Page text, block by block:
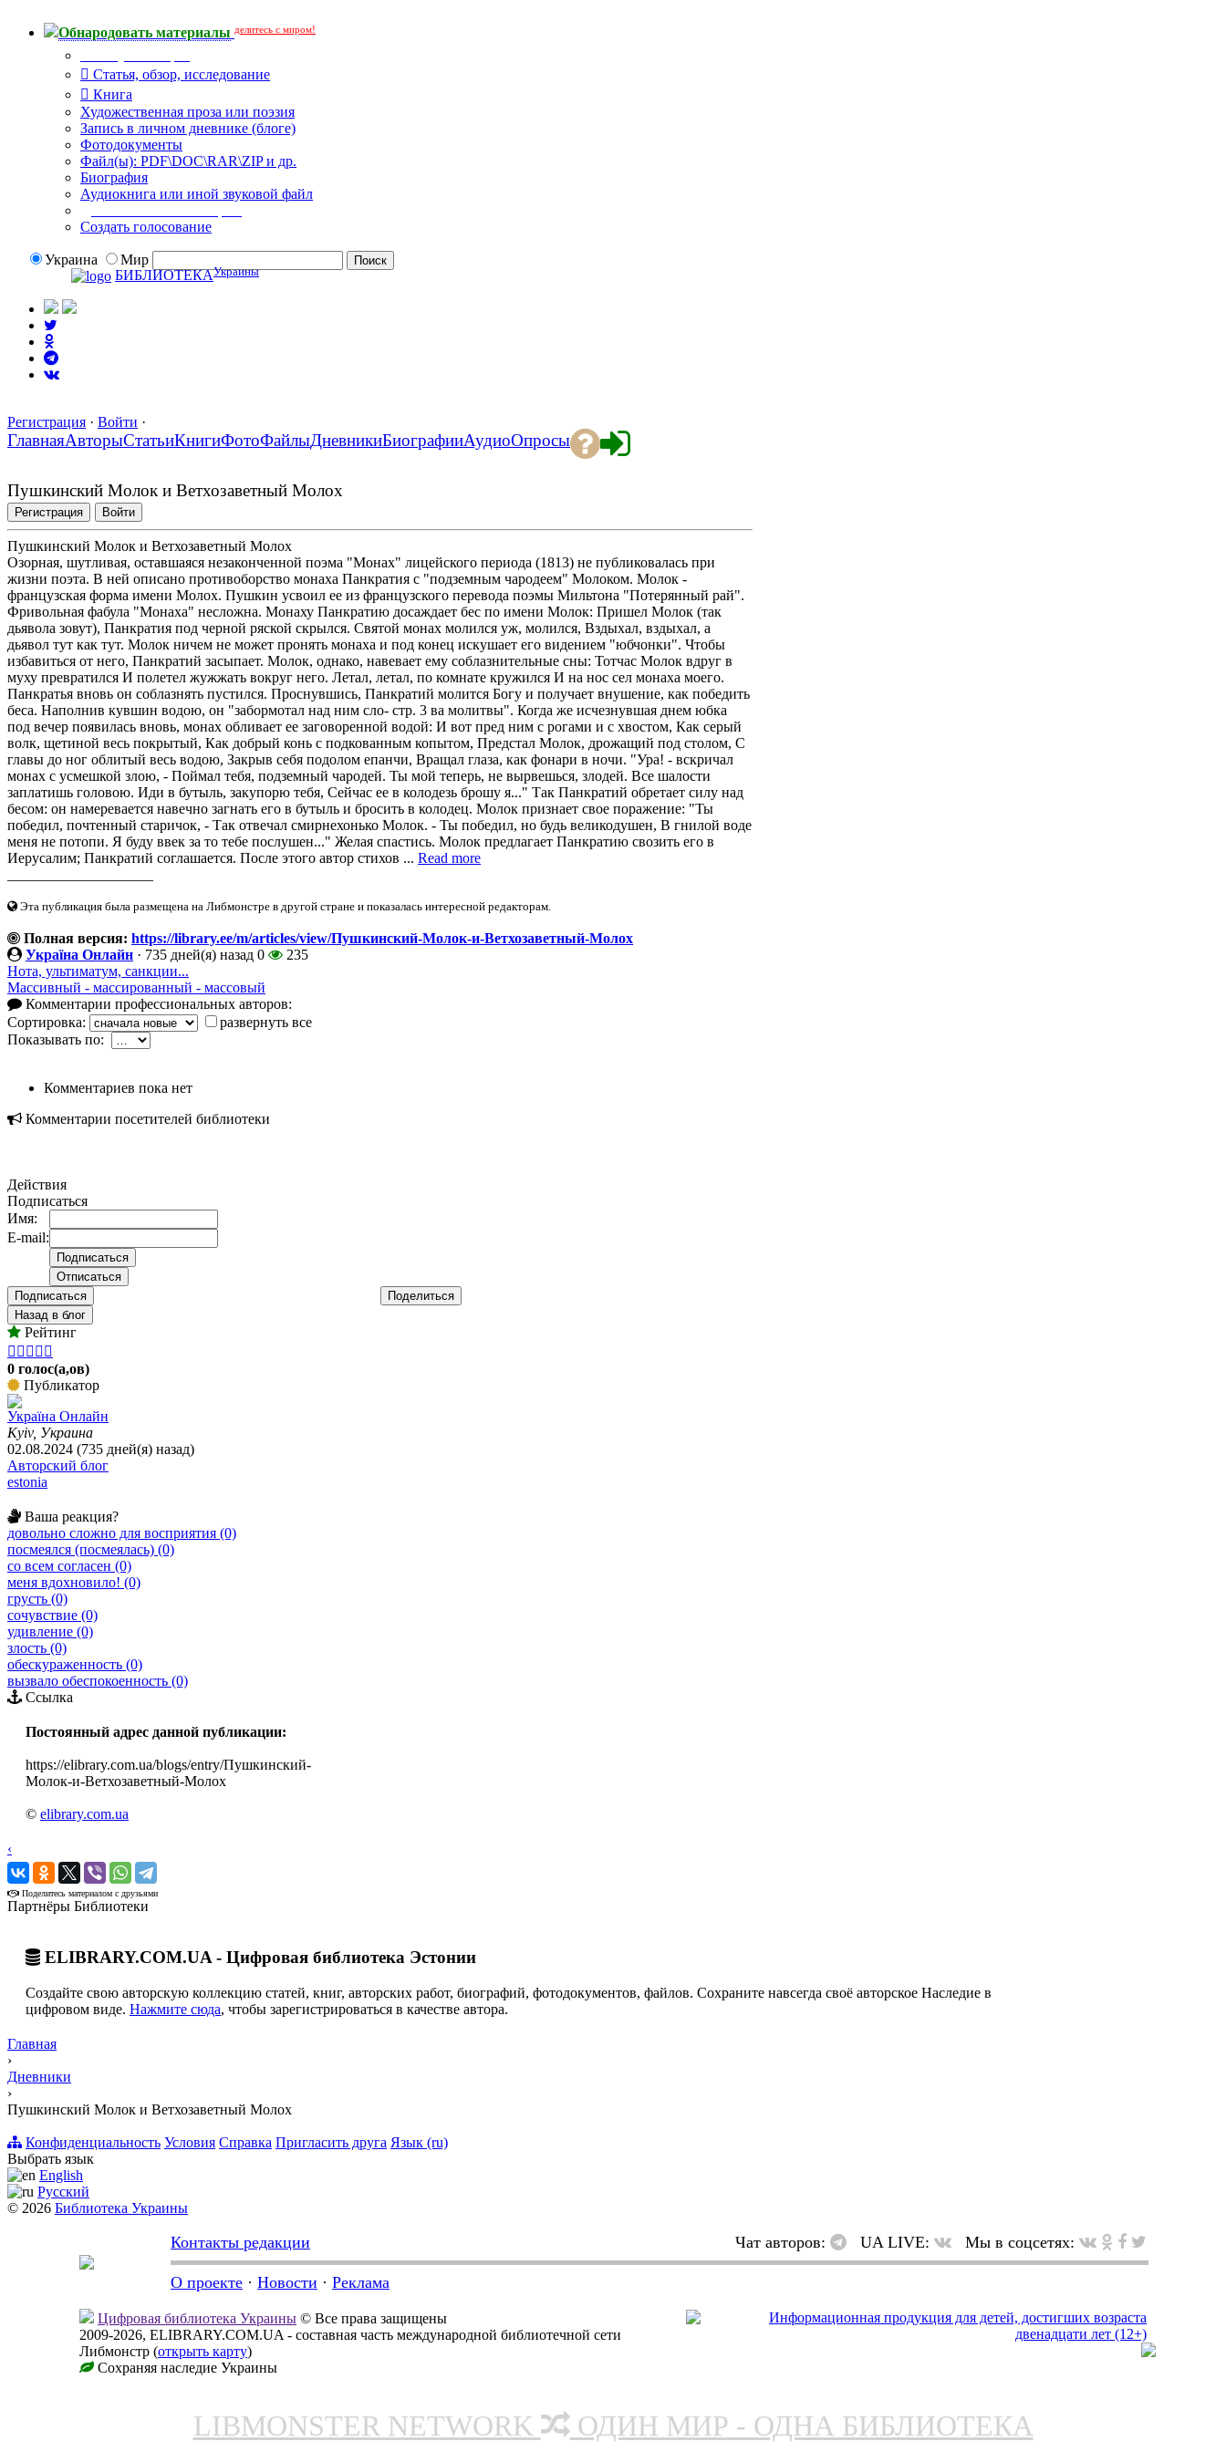
Обнародовать материалы делитесь с миром!
Статья, обзор, исследование
Книга
Художественная проза или поэзия
Запись в личном дневнике (блоге)
Фотодокументы
Файл(ы): PDF\DOC\RAR\ZIP и др.
Биография
Аудиокнига или иной звуковой файл
Создать голосование
Украина
Мир
БИБЛИОТЕКАУкраины
Регистрация · Войти ·
ГлавнаяАвторыСтатьиКнигиФотоФайлыДневникиБиографииАудиоОпросы
Пушкинский Молок и Ветхозаветный Молох
Регистрация Войти
Пушкинский Молок и Ветхозаветный Молох
Озорная, шутливая, оставшаяся незаконченной поэма "Монах" лицейского периода (1813) не публиковалась при
жизни поэта. В ней описано противоборство монаха Панкратия с "подземным чародеем" Молоком. Молок -
французская форма имени Молох. Пушкин усвоил ее из французского перевода поэмы Мильтона "Потерянный рай".
Фривольная фабула "Монаха" несложна. Монаху Панкратию досаждает бес по имени Молок: Пришел Молок (так
дьявола зовут), Панкратия под черной ряской скрылся. Святой монах молился уж, молился, Вздыхал, вздыхал, а
дьявол тут как тут. Молок ничем не может пронять монаха и под конец искушает его видением "юбчонки". Чтобы
избавиться от него, Панкратий засыпает. Молок, однако, навевает ему соблазнительные сны: Тотчас Молок вдруг в
муху превратился И полетел жужжать вокруг него. Летал, летал, по комнате кружился И на нос сел монаха моего.
Панкратья вновь он соблазнять пустился. Проснувшись, Панкратий молится Богу и получает внушение, как победить
беса. Наполнив кувшин водою, он "забормотал над ним сло- стр. 3 ва молитвы". Когда же исчезнувшая днем юбка
под вечер появилась вновь, монах обливает ее заговоренной водой: И вот пред ним с рогами и с хвостом, Как серый
волк, щетиной весь покрытый, Как добрый конь с подкованным копытом, Предстал Молок, дрожащий под столом, С
главы до ног облитый весь водою, Закрыв себя подолом епанчи, Вращал глаза, как фонари в ночи. "Ура! - вскричал
монах с усмешкой злою, - Поймал тебя, подземный чародей. Ты мой теперь, не вырвешься, злодей. Все шалости
заплатишь головою. Иди в бутыль, закупорю тебя, Сейчас ее в колодезь брошу я..." Так Панкратий обретает силу над
бесом: он намеревается навечно загнать его в бутыль и бросить в колодец. Молок признает свое поражение: "Ты
победил, почтенный старичок, - Так отвечал смирнехонько Молок. - Ты победил, но будь великодушен, В гнилой воде
меня не потопи. Я буду ввек за то тебе послушен..." Желая спастись. Молок предлагает Панкратию свозить его в
Иерусалим; Панкратий соглашается. После этого автор стихов ... Read more
Эта публикация была размещена на Либмонстре в другой стране и показалась интересной редакторам.
Полная версия: https://library.ee/m/articles/view/Пушкинский-Молок-и-Ветхозаветный-Молох
Україна Онлайн · 735 дней(я) назад 0
235
Нота, ультиматум, санкции...
Массивный - массированный - массовый
Комментарии профессиональных авторов:
Сортировка:
развернуть все
Показывать по:
Комментариев пока нет
Комментарии посетителей библиотеки
Действия
Подписаться
Имя:
E-mail:
Подписаться
Поделиться
Назад в блог
Рейтинг
    
0 голос(а,ов)
Публикатор
Україна Онлайн
Kyiv, Украина
02.08.2024 (735 дней(я) назад)
Авторский блог
estonia
Ваша реакция?
довольно сложно для восприятия (0)
посмеялся (посмеялась) (0)
со всем согласен (0)
меня вдохновило! (0)
грусть (0)
сочувствие (0)
удивление (0)
злость (0)
обескураженность (0)
вызвало обеспокоенность (0)
Ссылка
Постоянный адрес данной публикации:
https://elibrary.com.ua/blogs/entry/Пушкинский-
Молок-и-Ветхозаветный-Молох
© elibrary.com.ua
‹
›
Поделитесь материалом с друзьями
Партнёры Библиотеки
ELIBRARY.COM.UA - Цифровая библиотека Эстонии
Создайте свою авторскую коллекцию статей, книг, авторских работ, биографий, фотодокументов, файлов. Сохраните навсегда своё авторское Наследие в
цифровом виде. Нажмите сюда, чтобы зарегистрироваться в качестве автора.
Главная
›
Дневники
›
Пушкинский Молок и Ветхозаветный Молох
Конфиденциальность Условия Справка Пригласить друга Язык (ru)
Выбрать язык
English
Русский
© 2026 Библиотека Украины
Контакты редакции Чат авторов: UA LIVE: Мы в соцсетях:
О проекте · Новости · Реклама
Цифровая библиотека Украины © Все права защищены
2009-2026, ELIBRARY.COM.UA - составная часть международной библиотечной сети
Либмонстр (открыть карту)
Сохраняя наследие Украины
LIBMONSTER NETWORK ОДИН МИР - ОДНА БИБЛИОТЕКА